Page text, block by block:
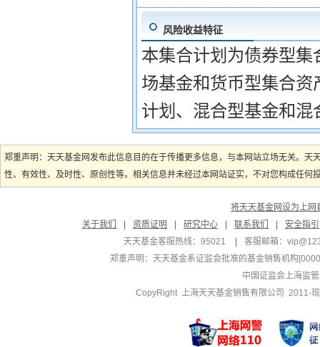
风险收益特征
本集合计划为债券型
场基金和货币型集合
计划、混合型基金和
郑重声明：天天基金网发布此信息目的在于传播更多信息，与本网站立场无关。
性、有效性、及时性、原创性等。相关信息并未经过本网站证实，不对您构成任
将天天基金网设为上网
关于我们
资质证明 研究中心 联系我们
安全指引
天天基金客服热线：95021
客服邮箱：
郑重声明： 天天基金系证监会批准的基金销售机构
中国证监会上海监
CopyRight 上海天天基金销售有限公司 2011-